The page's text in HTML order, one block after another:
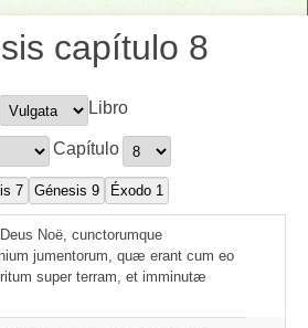
capítulo 8
Libro
Capítulo
Noë, cunctorumque
jumentorum, quæ erant cum eo
super terram, et imminutæ